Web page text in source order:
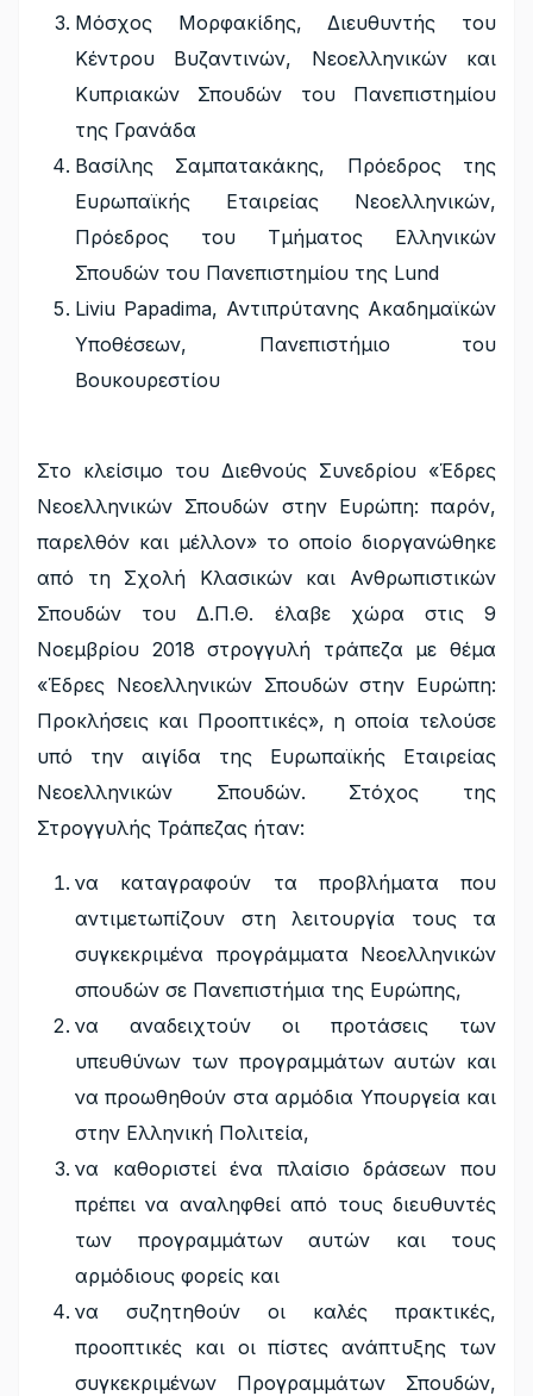
Μόσχος Μορφακίδης, Διευθυντής του
Κέντρου Βυζαντινών, Νεοελληνικών και
Κυπριακών Σπουδών του Πανεπιστημίου
της Γρανάδα
Βασίλης Σαμπατακάκης, Πρόεδρος της
Ευρωπαϊκής Εταιρείας Νεοελληνικών,
Πρόεδρος του Τμήματος Ελληνικών
Σπουδών του Πανεπιστημίου της Lund
Liviu Papadima, Αντιπρύτανης Ακαδημαϊκών
Υποθέσεων, Πανεπιστήμιο του
Βουκουρεστίου
Στο κλείσιμο του Διεθνούς Συνεδρίου «Έδρες
Νεοελληνικών Σπουδών στην Ευρώπη: παρόν,
παρελθόν και μέλλον» το οποίο διοργανώθηκε
από τη Σχολή Κλασικών και Ανθρωπιστικών
Σπουδών του Δ.Π.Θ. έλαβε χώρα στις 9
Νοεμβρίου 2018 στρογγυλή τράπεζα με θέμα
«Έδρες Νεοελληνικών Σπουδών στην Ευρώπη:
Προκλήσεις και Προοπτικές», η οποία τελούσε
υπό την αιγίδα της Ευρωπαϊκής Εταιρείας
Νεοελληνικών Σπουδών. Στόχος της
Στρογγυλής Τράπεζας ήταν:
να καταγραφούν τα προβλήματα που
αντιμετωπίζουν στη λειτουργία τους τα
συγκεκριμένα προγράμματα Νεοελληνικών
σπουδών σε Πανεπιστήμια της Ευρώπης,
να αναδειχτούν οι προτάσεις των
υπευθύνων των προγραμμάτων αυτών και
να προωθηθούν στα αρμόδια Υπουργεία και
στην Ελληνική Πολιτεία,
να καθοριστεί ένα πλαίσιο δράσεων που
πρέπει να αναληφθεί από τους διευθυντές
των προγραμμάτων αυτών και τους
αρμόδιους φορείς και
να συζητηθούν οι καλές πρακτικές,
προοπτικές και οι πίστες ανάπτυξης των
συγκεκριμένων Προγραμμάτων Σπουδών,